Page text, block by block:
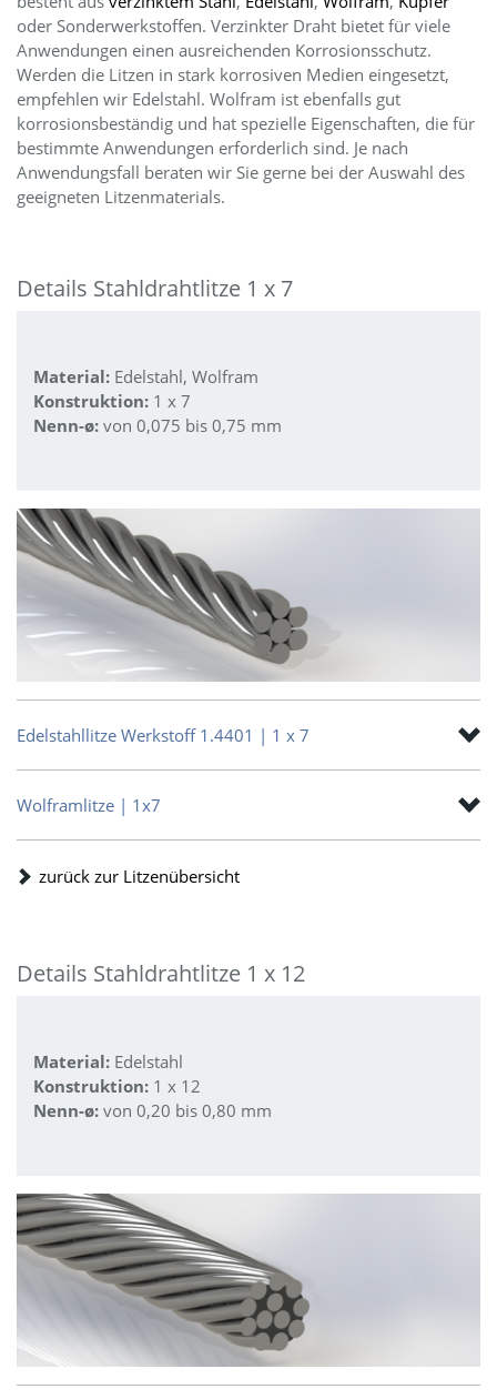
oder Sonderwerkstoffen. Verzinkter Draht bietet für viele
Anwendungen einen ausreichenden Korrosionsschutz.
Werden die Litzen in stark korrosiven Medien eingesetzt,
empfehlen wir Edelstahl. Wolfram ist ebenfalls gut
korrosionsbeständig und hat spezielle Eigenschaften, die für
bestimmte Anwendungen erforderlich sind. Je nach
Anwendungsfall beraten wir Sie gerne bei der Auswahl des
geeigneten Litzenmaterials.
Details Stahldrahtlitze 1 x 7
Material: Edelstahl, Wolfram
Konstruktion: 1 x 7
Nenn-ø: von 0,075 bis 0,75 mm
Edelstahllitze Werkstoff 1.4401 | 1 x 7
Wolframlitze | 1x7
zurück zur Litzenübersicht
Details Stahldrahtlitze 1 x 12
Material: Edelstahl
Konstruktion: 1 x 12
Nenn-ø: von 0,20 bis 0,80 mm